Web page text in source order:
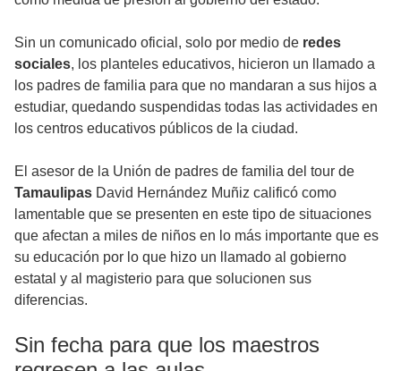
Sin un comunicado oficial, solo por medio de redes
sociales, los planteles educativos, hicieron un llamado a
los padres de familia para que no mandaran a sus hijos a
estudiar, quedando suspendidas todas las actividades en
los centros educativos públicos de la ciudad.
El asesor de la Unión de padres de familia del tour de
Tamaulipas David Hernández Muñiz calificó como
lamentable que se presenten en este tipo de situaciones
que afectan a miles de niños en lo más importante que es
su educación por lo que hizo un llamado al gobierno
estatal y al magisterio para que solucionen sus
diferencias.
Sin fecha para que los maestros